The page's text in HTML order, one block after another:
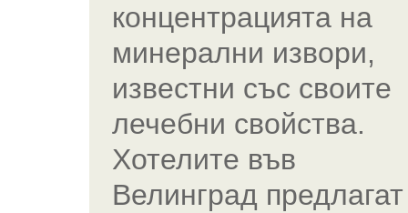
концентрацията на
минерални извори,
известни със своите
лечебни свойства.
Хотелите във
Велинград предлагат